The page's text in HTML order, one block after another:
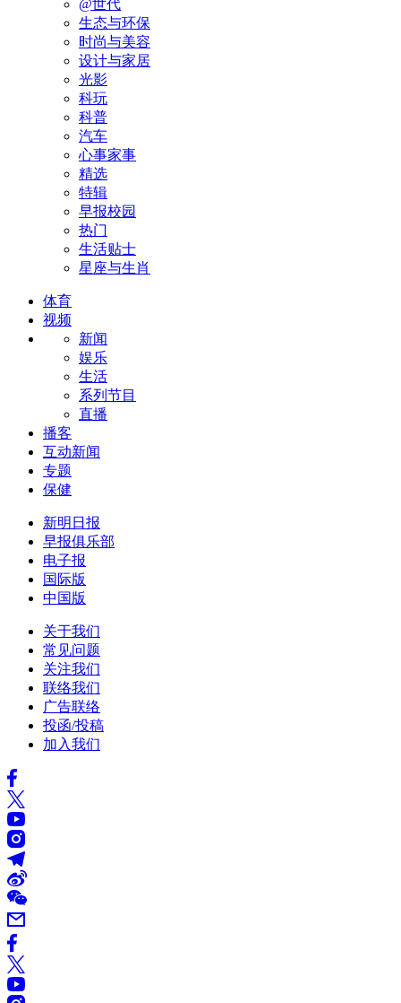
@世代
生态与环保
时尚与美容
设计与家居
光影
科玩
科普
汽车
心事家事
精选
特辑
早报校园
热门
生活贴士
星座与生肖
体育
视频
新闻
娱乐
生活
系列节目
直播
播客
互动新闻
专题
保健
新明日报
早报俱乐部
电子报
国际版
中国版
关于我们
常见问题
关注我们
联络我们
广告联络
投函/投稿
加入我们